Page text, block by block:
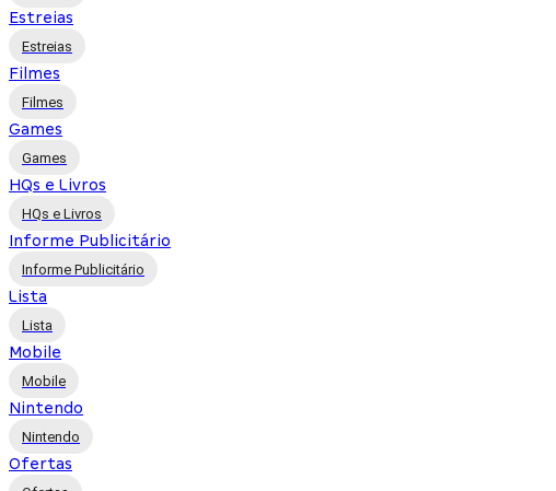
Estreias
Estreias
Filmes
Filmes
Games
Games
HQs e Livros
HQs e Livros
Informe Publicitário
Informe Publicitário
Lista
Lista
Mobile
Mobile
Nintendo
Nintendo
Ofertas